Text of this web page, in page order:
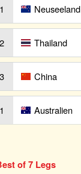
Neuseeland
Thailand
China
Australien
of 7 Legs